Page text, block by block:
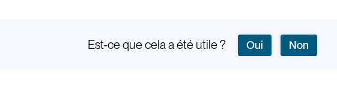
Est-ce que cela a été utile ? Oui Non